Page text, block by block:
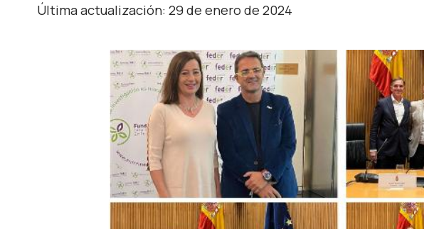
Última actualización: 29 de enero de 2024